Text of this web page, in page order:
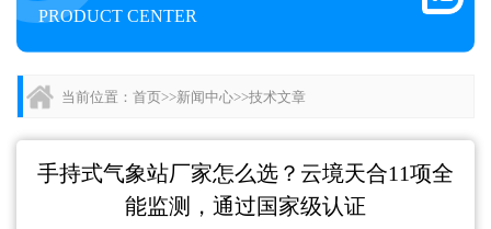
PRODUCT CENTER
当前位置： 首页>>新闻中心>>技术文章
手持式气象站厂家怎么选？云境天合11项全
能监测，通过国家级认证